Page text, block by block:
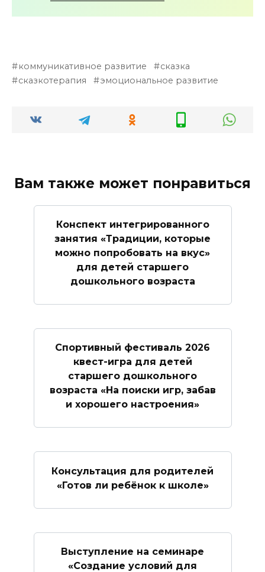
коммуникативное развитие
сказка
сказкотерапия
эмоциональное развитие
Вам также может понравиться
Конспект интегрированного
занятия «Традиции, которые
можно попробовать на вкус»
для детей старшего
дошкольного возраста
Спортивный фестиваль 2026
квест-игра для детей
старшего дошкольного
возраста «На поиски игр, забав
и хорошего настроения»
Консультация для родителей
«Готов ли ребёнок к школе»
Выступление на семинаре
«Создание условий для